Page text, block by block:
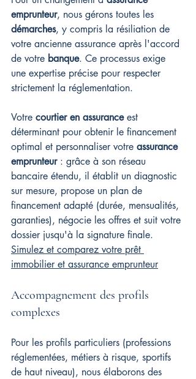
emprunteur, nous gérons toutes les
démarches, y compris la résiliation de
votre ancienne assurance après l'accord
de votre banque. Ce processus exige
une expertise précise pour respecter
strictement la réglementation.
Votre courtier en assurance est
déterminant pour obtenir le financement
optimal et personnaliser votre assurance
emprunteur : grâce à son réseau
bancaire étendu, il établit un diagnostic
sur mesure, propose un plan de
financement adapté (durée, mensualités,
garanties), négocie les offres et suit votre
dossier jusqu'à la signature finale.
Simulez et comparez votre prêt
immobilier et assurance emprunteur
Accompagnement des profils
complexes
Pour les profils particuliers (professions
réglementées, métiers à risque, sportifs
de haut niveau), nous élaborons des